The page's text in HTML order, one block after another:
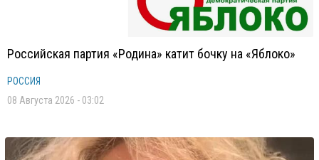
Российская партия «Родина» катит бочку на «Яблоко»
РОССИЯ
08 Августа 2026 - 03:02